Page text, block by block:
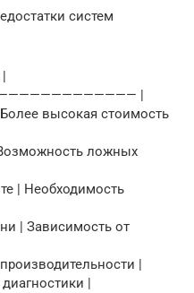
систем
|
высокая стоимость
ложных
| Необходимость
| Зависимость от
|
|